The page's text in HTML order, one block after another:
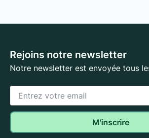
Rejoins notre newsletter
Notre newsletter est envoyée tous